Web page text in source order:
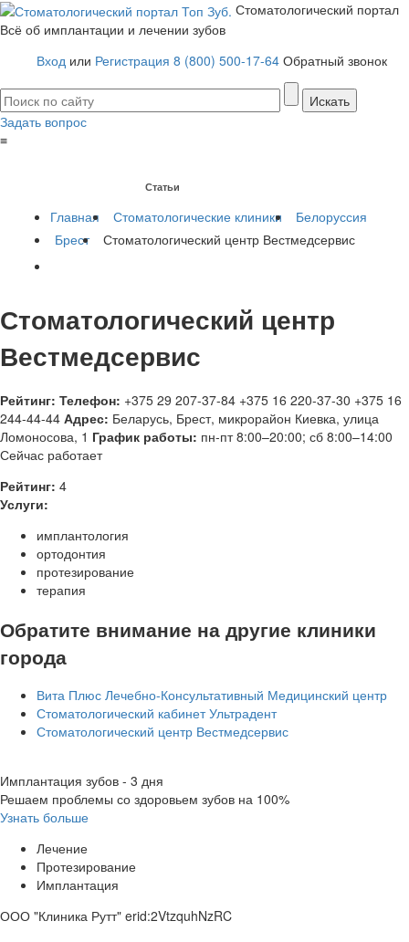
Стоматологический портал
Всё об имплантации и лечении зубов
Вход или Регистрация 8 (800) 500-17-64 Обратный звонок
Задать вопрос
≡
Статьи
Главная Стоматологические клиники
Белоруссия
Брест
Стоматологический центр Вестмедсервис
Стоматологический центр
Вестмедсервис
Рейтинг: Телефон: +375 29 207-37-84 +375 16 220-37-30 +375 16
244-44-44 Адрес: Беларусь, Брест, микрорайон Киевка, улица
Ломоносова, 1 График работы: пн-пт 8:00–20:00; сб 8:00–14:00
Сейчас работает
Рейтинг: 4
Услуги:
имплантология
ортодонтия
протезирование
терапия
Обратите внимание на другие клиники
города
Вита Плюс Лечебно-Консультативный Медицинский центр
Стоматологический кабинет Ультрадент
Стоматологический центр Вестмедсервис
Имплантация зубов - 3 дня
Решаем проблемы со здоровьем зубов на 100%
Узнать больше
Лечение
Протезирование
Имплантация
ООО "Клиника Рутт" erid:2VtzquhNzRC